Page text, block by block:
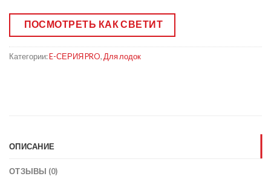
ПОСМОТРЕТЬ КАК СВЕТИТ
Категории:E-СЕРИЯ PRO, Для лодок
ОПИСАНИЕ
ОТЗЫВЫ (0)